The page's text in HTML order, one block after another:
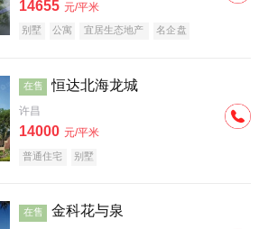
14655 元/平米
别墅 公寓 宜居生态地产 名企盘
在售 恒达北海龙城
许昌
14000 元/平米
普通住宅 别墅
在售 金科花与泉